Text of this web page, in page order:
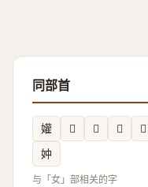
同部首
孉 𡤂 𡞥 𫲜 𡢝
妕
与「女」部相关的字